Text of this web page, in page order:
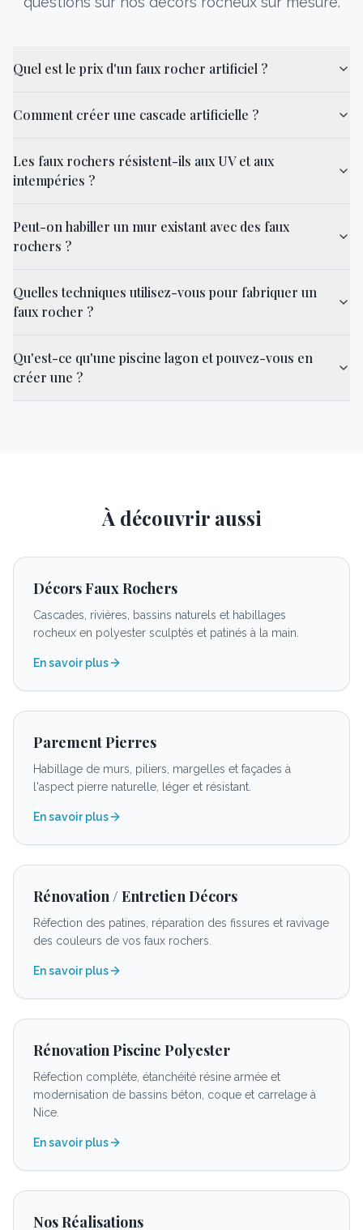
Quel est le prix d'un faux rocher artificiel ?
Comment créer une cascade artificielle ?
Les faux rochers résistent-ils aux UV et aux
intempéries ?
Peut-on habiller un mur existant avec des faux
rochers ?
Quelles techniques utilisez-vous pour fabriquer un
faux rocher ?
Qu'est-ce qu'une piscine lagon et pouvez-vous en
créer une ?
À découvrir aussi
Décors Faux Rochers
Cascades, rivières, bassins naturels et habillages
rocheux en polyester sculptés et patinés à la main.
En savoir plus
Parement Pierres
Habillage de murs, piliers, margelles et façades à
l'aspect pierre naturelle, léger et résistant.
En savoir plus
Rénovation / Entretien Décors
Réfection des patines, réparation des fissures et ravivage
des couleurs de vos faux rochers.
En savoir plus
Rénovation Piscine Polyester
Réfection complète, étanchéité résine armée et
modernisation de bassins béton, coque et carrelage à
Nice.
En savoir plus
Nos Réalisations